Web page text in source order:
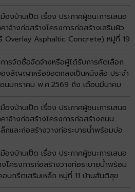
มืองบ้านเป็ด เรื่อง ประกาศผู้ชนะการเสนอ
าจ้างก่อสร้างโครงการก่อสร้างเสริมผิว
Overlay Asphaltic Concrete) หมู่ที่ 19
หวัดขอนแก่น ด้วยวิธีประกวดราคาอิเล็ก
ารจัดซื้อจัดจ้างหรือผู้ได้รับการคัดเลือก
องสัญญาหรือข้อตกลงเป็นหนังสือ ประจำ
นมกราคม พ.ศ.2569 ถึง เดือนมีนาคม
มืองบ้านเป็ด เรื่อง ประกาศผู้ชนะการเสนอ
าจ้างก่อสร้างโครงการก่อสร้างถนน
กและก่อสร้างวางท่อระบายน้ำพร้อมบ่อ
ระสงค์สามแยก ถึงบ้านนางสุพร) ตำบล
มืองขอนแก่น จังหวัดขอนแก่น ด้วยวิธี
กทรอนิกส์ (e-bidding)
มืองบ้านเป็ด เรื่อง ประกาศผู้ชนะการเสนอ
งโครงการก่อสร้างวางท่อระบายน้ำพร้อม
นกรีตเสริมเหล็ก หมู่ที่ 11 บ้านสันติสุข